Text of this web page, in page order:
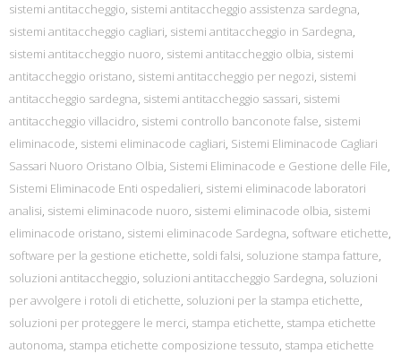
sistemi antitaccheggio, sistemi antitaccheggio assistenza sardegna,
sistemi antitaccheggio cagliari, sistemi antitaccheggio in Sardegna,
sistemi antitaccheggio nuoro, sistemi antitaccheggio olbia, sistemi
antitaccheggio oristano, sistemi antitaccheggio per negozi, sistemi
antitaccheggio sardegna, sistemi antitaccheggio sassari, sistemi
antitaccheggio villacidro, sistemi controllo banconote false, sistemi
eliminacode, sistemi eliminacode cagliari, Sistemi Eliminacode Cagliari
Sassari Nuoro Oristano Olbia, Sistemi Eliminacode e Gestione delle File,
Sistemi Eliminacode Enti ospedalieri, sistemi eliminacode laboratori
analisi, sistemi eliminacode nuoro, sistemi eliminacode olbia, sistemi
eliminacode oristano, sistemi eliminacode Sardegna, software etichette,
software per la gestione etichette, soldi falsi, soluzione stampa fatture,
soluzioni antitaccheggio, soluzioni antitaccheggio Sardegna, soluzioni
per avvolgere i rotoli di etichette, soluzioni per la stampa etichette,
soluzioni per proteggere le merci, stampa etichette, stampa etichette
autonoma, stampa etichette composizione tessuto, stampa etichette